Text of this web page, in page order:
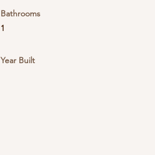
Bathrooms
1
Year Built